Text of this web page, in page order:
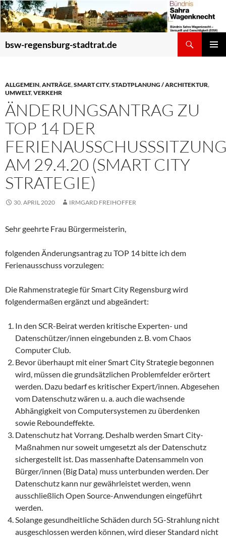
Zum
Inhalt
springen
bsw-regensburg-stadtrat.de
ALLGEMEIN,ANTRÄGE,SMART CITY,STADTPLANUNG / ARCHITEKTUR,
UMWELT,VERKEHR
ÄNDERUNGSANTRAG ZU
TOP 14 DER
AM 29.4.20 (SMART CITY
STRATEGIE)
30. APRIL 2020 IRMGARD FREIHOFFER
Sehr geehrte Frau Bürgermeisterin,
folgenden Änderungsantrag zu TOP 14 bitte ich dem
Ferienausschuss vorzulegen:
Die Rahmenstrategie für Smart City Regensburg wird
folgendermaßen ergänzt und abgeändert:
In den SCR-Beirat werden kritische Experten- und
Datenschützer/innen eingebunden z. B. vom Chaos
Computer Club.
Bevor überhaupt mit einer Smart City Strategie begonnen
wird, müssen die grundsätzlichen Problemfelder erörtert
werden. Dazu bedarf es kritischer Expert/innen. Abgesehen
vom Datenschutz wären u. a. auch die wachsende
Abhängigkeit von Computersystemen zu überdenken
sowie Reboundeffekte.
Datenschutz hat Vorrang. Deshalb werden Smart City-
Maßnahmen nur soweit umgesetzt als der Datenschutz
sichergestellt ist. Das massenhafte Datensammeln von
Bürger/innen (Big Data) muss unterbunden werden. Der
Datenschutz kann nur gewährleistet werden, wenn
ausschließlich Open Source-Anwendungen eingeführt
werden.
Solange gesundheitliche Schäden durch 5G-Strahlung nicht
ausgeschlossen werden können, wird dieser Standard nicht